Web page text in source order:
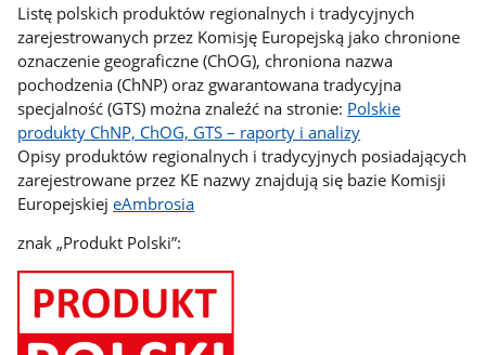
Listę polskich produktów regionalnych i tradycyjnych
zarejestrowanych przez Komisję Europejską jako chronione
oznaczenie geograficzne (ChOG), chroniona nazwa
pochodzenia (ChNP) oraz gwarantowana tradycyjna
specjalność (GTS) można znaleźć na stronie: Polskie
produkty ChNP, ChOG, GTS – raporty i analizy
Opisy produktów regionalnych i tradycyjnych posiadających
zarejestrowane przez KE nazwy znajdują się bazie Komisji
EuropejskiejeAmbrosia
znak „Produkt Polski”: